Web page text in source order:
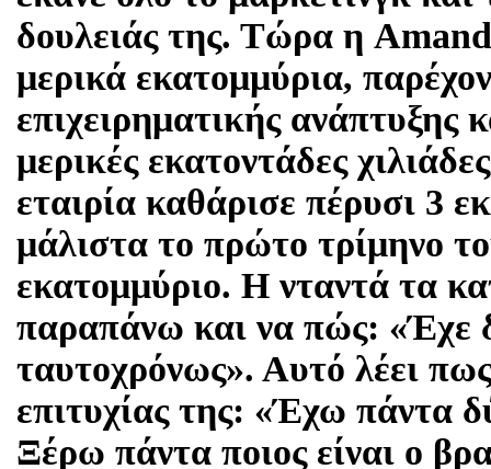
δουλειάς της. Τώρα η
μερικά εκατομμύρια,
επιχειρηματικής ανάπτυξης
μερικές εκατοντάδες
εταιρία καθάρισε πέρυσι 3
μάλιστα το πρώτο τρίμηνο
εκατομμύριο. Η νταντά τα
παραπάνω και να πώς: «Έχε
ταυτοχρόνως». Αυτό λέει
επιτυχίας της: «Έχω πάντα
Ξέρω πάντα ποιος είναι ο